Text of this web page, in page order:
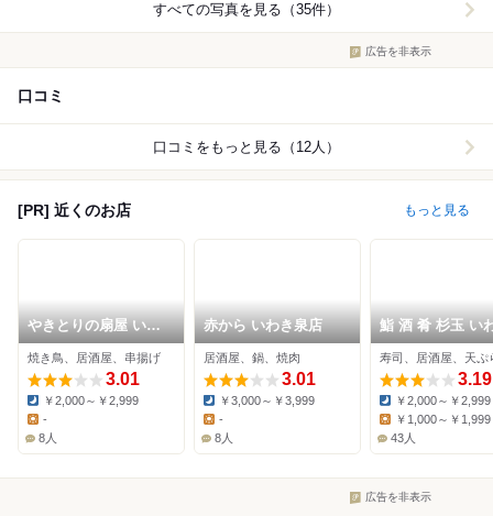
すべての写真を見る（35件）
広告を非表示
口コミ
口コミをもっと見る（12人）
[PR] 近くのお店 もっと見る
やきとりの扇屋 いわ
き小名浜店
焼き鳥、居酒屋、串揚げ
3.01
Dinner:
￥2,000～￥2,999
Lunch:
-
8人
赤から いわき泉店
居酒屋、鍋、焼肉
3.01
Dinner:
￥3,000～￥3,999
Lunch:
-
8人
鮨 酒 肴 杉玉 い
駅前
寿司、居酒屋、天ぷ
3.19
Dinner:
￥2,000～￥2,999
Lunch:
￥1,000～￥1,999
43人
広告を非表示